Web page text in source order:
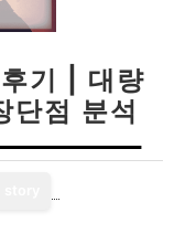
기 | 대량
단점 분석